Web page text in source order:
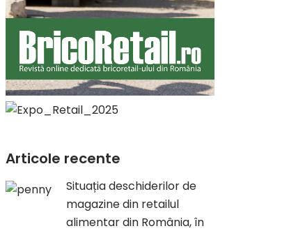
Articole recente
Situația deschiderilor de
magazine din retailul
alimentar din România, în